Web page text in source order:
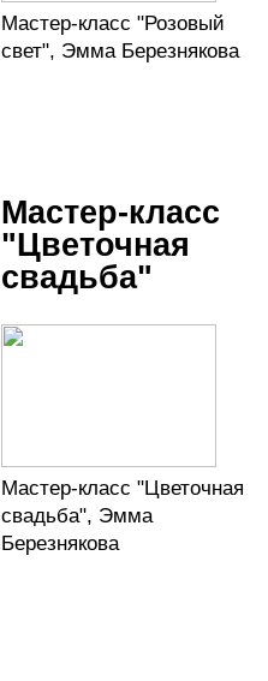
Мастер-класс "Розовый
свет", Эмма Березнякова
Мастер-класс
"Цветочная
свадьба"
Мастер-класс "Цветочная
свадьба", Эмма
Березнякова